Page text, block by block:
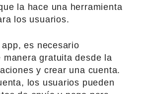
la hace una herramienta
los usuarios.
es necesario
manera gratuita desde la
y crear una cuenta.
los usuarios pueden